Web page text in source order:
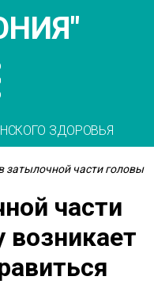
ЗДОРОВЬЯ
затылочной части головы
части
возникает